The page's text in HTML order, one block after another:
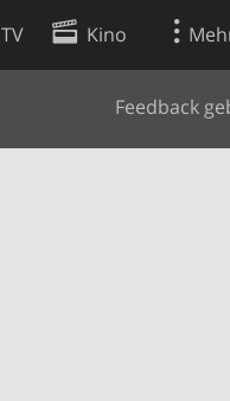
TV Kino
Feedback